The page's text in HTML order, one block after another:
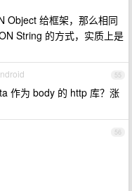
Object 给框架，那么相同
String 的方式，实质上是
55
作为 body 的 http 库？涨
56